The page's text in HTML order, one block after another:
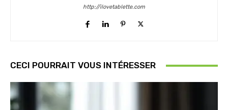
http://ilovetablette.com
CECI POURRAIT VOUS INTÉRESSER